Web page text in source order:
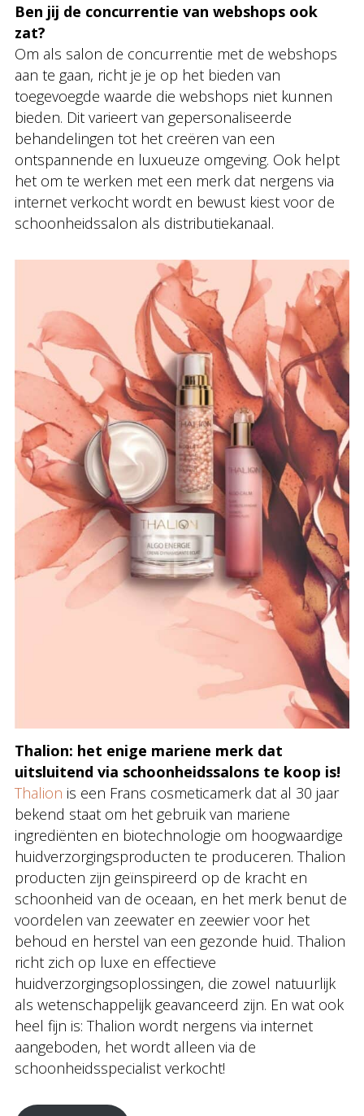
Ben jij de concurrentie van webshops ook
zat?
Om als salon de concurrentie met de webshops
aan te gaan, richt je je op het bieden van
toegevoegde waarde die webshops niet kunnen
bieden. Dit varieert van gepersonaliseerde
behandelingen tot het creëren van een
ontspannende en luxueuze omgeving. Ook helpt
het om te werken met een merk dat nergens via
internet verkocht wordt en bewust kiest voor de
schoonheidssalon als distributiekanaal.
Thalion: het enige mariene merk dat
uitsluitend via schoonheidssalons te koop is!
Thalion is een Frans cosmeticamerk dat al 30 jaar
bekend staat om het gebruik van mariene
ingrediënten en biotechnologie om hoogwaardige
huidverzorgingsproducten te produceren. Thalion
producten zijn geïnspireerd op de kracht en
schoonheid van de oceaan, en het merk benut de
voordelen van zeewater en zeewier voor het
behoud en herstel van een gezonde huid. Thalion
richt zich op luxe en effectieve
huidverzorgingsoplossingen, die zowel natuurlijk
als wetenschappelijk geavanceerd zijn. En wat ook
heel fijn is: Thalion wordt nergens via internet
aangeboden, het wordt alleen via de
schoonheidsspecialist verkocht!